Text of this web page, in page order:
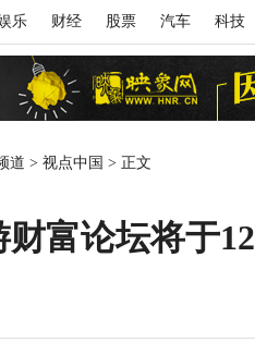
乐 财经 股票 汽车 科技
道 > 视点中国 > 正文
富论坛将于